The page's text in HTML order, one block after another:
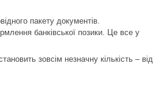
пакету документів.
банківської позики. Це все у
зовсім незначну кількість – від